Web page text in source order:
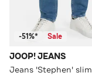
-51%* Sale
JOOP! JEANS
Jeans 'Stephen' slim